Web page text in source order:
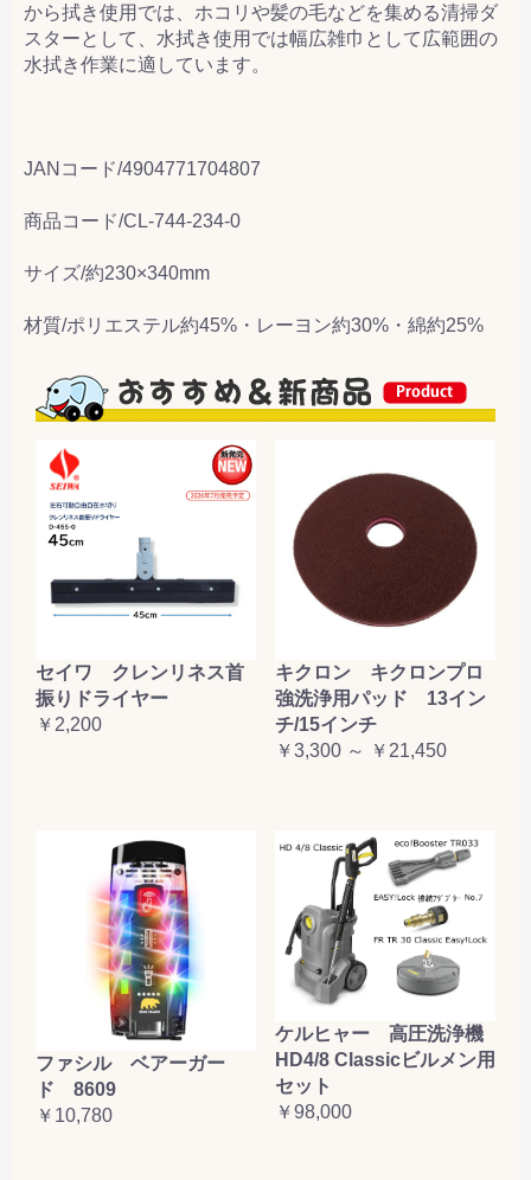
から拭き使用では、ホコリや髪の毛などを集める清掃ダ
スターとして、水拭き使用では幅広雑巾として広範囲の
水拭き作業に適しています。
JANコード/4904771704807
商品コード/CL-744-234-0
サイズ/約230×340mm
材質/ポリエステル約45%・レーヨン約30%・綿約25%
セイワ クレンリネス首
振りドライヤー
￥2,200
キクロン キクロンプロ
強洗浄用パッド 13イン
チ/15インチ
￥3,300 ～ ￥21,450
ファシル ベアーガー
ド 8609
￥10,780
ケルヒャー 高圧洗浄機
HD4/8 Classicビルメン用
セット
￥98,000